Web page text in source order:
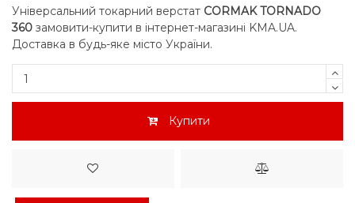
Універсальний токарний верстат CORMAK TORNADO
360 замовити-купити в інтернет-магазині KMA.UA.
Доставка в будь-яке місто України.
Купити